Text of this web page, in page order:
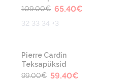
109.00€ 65.40€
32 33 34 +3
-40%
Pierre Cardin
Teksapüksid
99.00€ 59.40€